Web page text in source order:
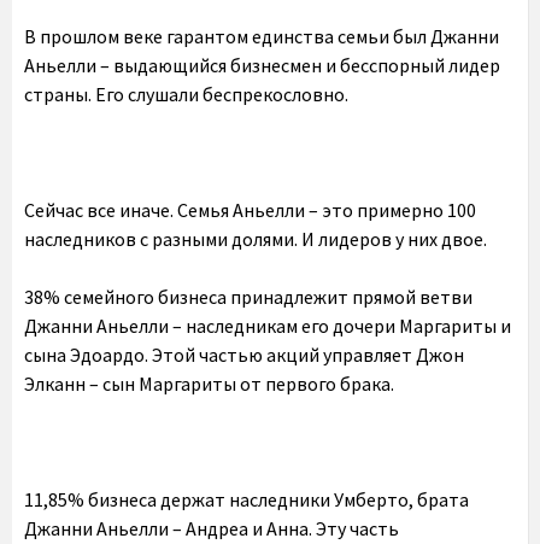
В прошлом веке гарантом единства семьи был Джанни
Аньелли – выдающийся бизнесмен и бесспорный лидер
страны. Его слушали беспрекословно.
Сейчас все иначе. Семья Аньелли – это примерно 100
наследников с разными долями. И лидеров у них двое.
38% семейного бизнеса принадлежит прямой ветви
Джанни Аньелли – наследникам его дочери Маргариты и
сына Эдоардо. Этой частью акций управляет Джон
Элканн – сын Маргариты от первого брака.
11,85% бизнеса держат наследники Умберто, брата
Джанни Аньелли – Андреа и Анна. Эту часть